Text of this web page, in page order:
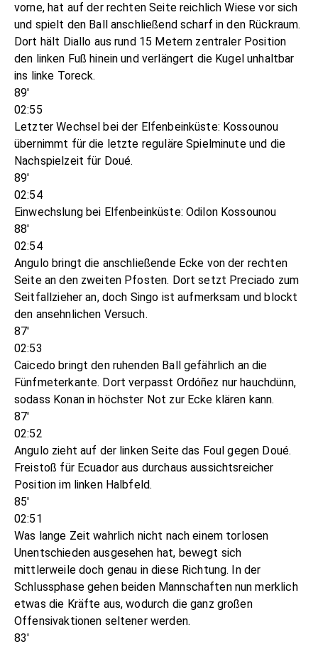
vorne, hat auf der rechten Seite reichlich Wiese vor sich
und spielt den Ball anschließend scharf in den Rückraum.
Dort hält Diallo aus rund 15 Metern zentraler Position
den linken Fuß hinein und verlängert die Kugel unhaltbar
ins linke Toreck.
89'
02:55
Letzter Wechsel bei der Elfenbeinküste: Kossounou
übernimmt für die letzte reguläre Spielminute und die
Nachspielzeit für Doué.
89'
02:54
Einwechslung bei Elfenbeinküste: Odilon Kossounou
88'
02:54
Angulo bringt die anschließende Ecke von der rechten
Seite an den zweiten Pfosten. Dort setzt Preciado zum
Seitfallzieher an, doch Singo ist aufmerksam und blockt
den ansehnlichen Versuch.
87'
02:53
Caicedo bringt den ruhenden Ball gefährlich an die
Fünfmeterkante. Dort verpasst Ordóñez nur hauchdünn,
sodass Konan in höchster Not zur Ecke klären kann.
87'
02:52
Angulo zieht auf der linken Seite das Foul gegen Doué.
Freistoß für Ecuador aus durchaus aussichtsreicher
Position im linken Halbfeld.
85'
02:51
Was lange Zeit wahrlich nicht nach einem torlosen
Unentschieden ausgesehen hat, bewegt sich
mittlerweile doch genau in diese Richtung. In der
Schlussphase gehen beiden Mannschaften nun merklich
etwas die Kräfte aus, wodurch die ganz großen
Offensivaktionen seltener werden.
83'